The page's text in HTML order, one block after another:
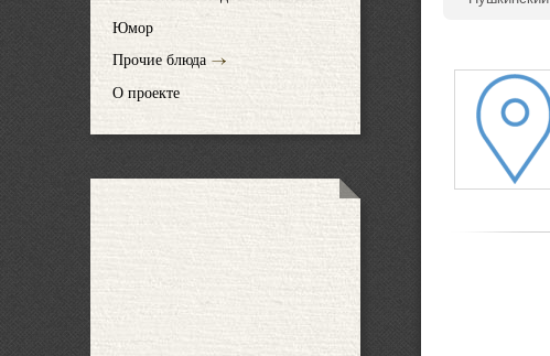
Юмор
Прочие блюда
О проекте